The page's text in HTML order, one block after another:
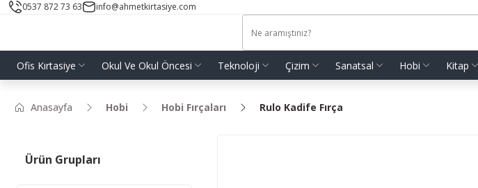
0537 872 73 63 info@ahmetkirtasiye.com
Ofis Kırtasiye Okul Ve Okul Öncesi Teknoloji Çizim Sanatsal Hobi Kitap
Anasayfa Hobi Hobi Fırçaları Rulo Kadife Fırça
Ürün Grupları